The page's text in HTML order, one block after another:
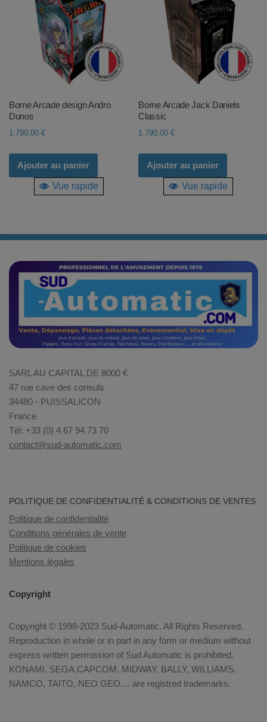
Borne Arcade design Andro
Dunos
1.790,00 €
Ajouter au panier
Vue rapide
Borne Arcade Jack Daniels
Classic
1.790,00€
Ajouter au panier
Vue rapide
SARL AU CAPITAL DE 8000 €
47 rue cave des consuls
34480 - PUISSALICON
France
Tél: +33 (0) 4 67 94 73 70
contact@sud-automatic.com
POLITIQUE DE CONFIDENTIALITÉ & CONDITIONS DE VENTES
Politique de confidentialité
Conditions générales de vente
Politique de cookies
Mentions légales
Copyright
Copyright © 1998-2023 Sud-Automatic. All Rights Reserved.
Reproduction in whole or in part in any form or medium without
express written permission of Sud Automatic is prohibited.
KONAMI, SEGA,CAPCOM, MIDWAY, BALLY, WILLIAMS,
NAMCO, TAITO, NEO GEO.... are registred trademarks.